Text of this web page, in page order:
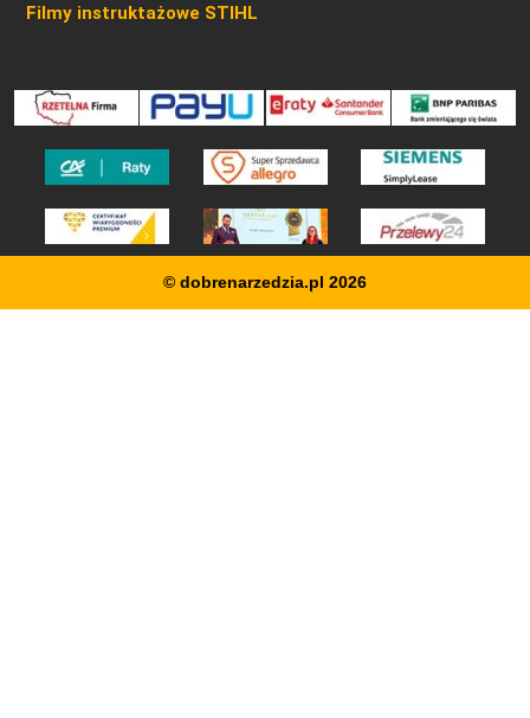
Filmy instruktażowe STIHL
© dobrenarzedzia.pl 2026